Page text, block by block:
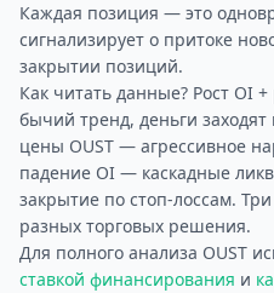
Каждая позиция — это
сигнализирует о притоке
закрытии позиций.
Как читать данные? Рост OI
бычий тренд, деньги
цены OUST — агрессивное
падение OI — каскадные
закрытие по стоп-лоссам.
разных торговых решения.
Для полного анализа OUST
ставкой финансирования и